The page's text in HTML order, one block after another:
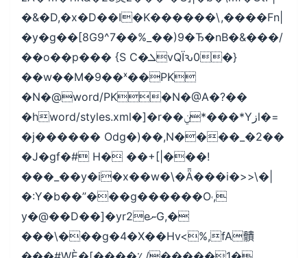
�&�D,�x�D��I�K������\,����Fn|
�y�g��[8G9^7��%_��)9�Ђ�nB�&���/
��o��p��� {S C�ܠvQЇԅ0�}
��w��M�9��ˣ��PK
�N�@word/PK�N�@A�?��
�hword/styles.xml�]�r��ݧ*���*Yزl�=
�j������ Odg�)��,N����_�2��
�J�gf�# H� ��+[|���!
���_��y�i�x��w�\�Ǟ���i�>>\�|
�:Y�b��”���g������O˓,
y�@��D��]�yr2eނG,�
���\���g�4�X��Hv<%,fA䯣